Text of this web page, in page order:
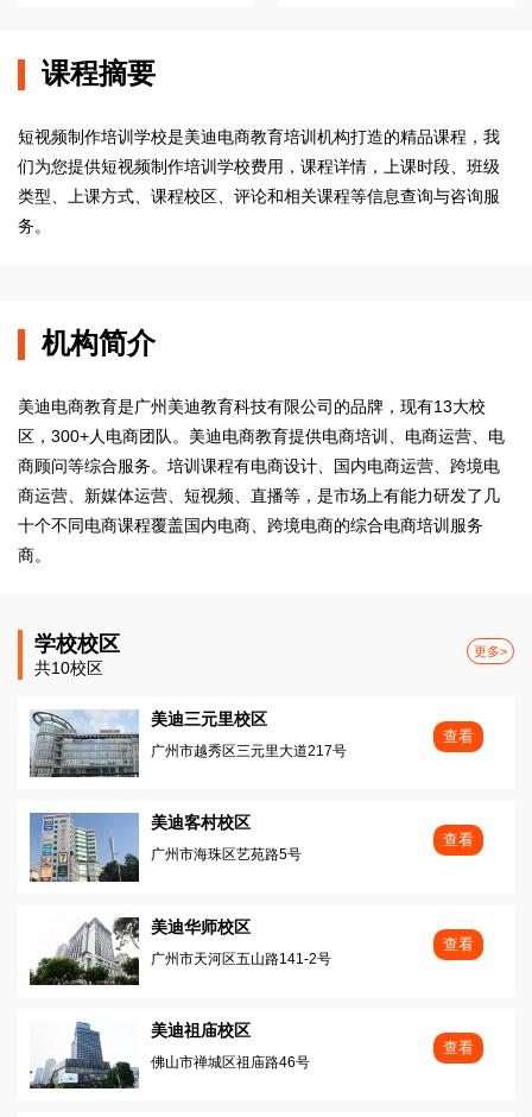
课程摘要
短视频制作培训学校是美迪电商教育培训机构打造的精品课程，我
们为您提供短视频制作培训学校费用，课程详情，上课时段、班级
类型、上课方式、课程校区、评论和相关课程等信息查询与咨询服
务。
机构简介
美迪电商教育是广州美迪教育科技有限公司的品牌，现有13大校
区，300+人电商团队。美迪电商教育提供电商培训、电商运营、电
商顾问等综合服务。培训课程有电商设计、国内电商运营、跨境电
商运营、新媒体运营、短视频、直播等，是市场上有能力研发了几
十个不同电商课程覆盖国内电商、跨境电商的综合电商培训服务
商。
学校校区
共10校区
更多>
美迪三元里校区
广州市越秀区三元里大道217号
查看
美迪客村校区
广州市海珠区艺苑路5号
查看
美迪华师校区
广州市天河区五山路141-2号
查看
美迪祖庙校区
佛山市禅城区祖庙路46号
查看